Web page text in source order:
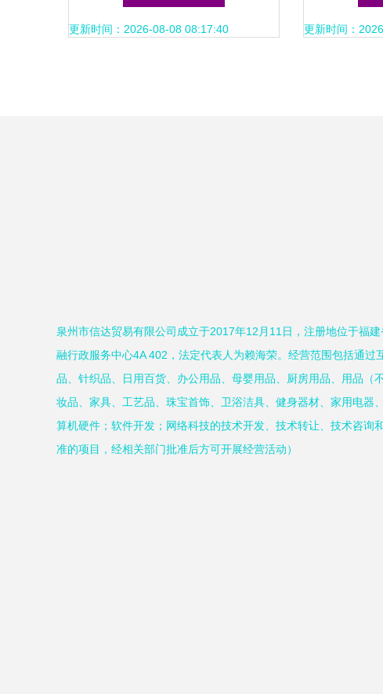
更新时间：2026-08-08 08:17:40 更新时间：
泉州市信达贸易有限公司成立于2017年12月11日，注册地位于福
融行政服务中心4A 402，法定代表人为赖海荣。经营范围包括通过
品、针织品、日用百货、办公用品、母婴用品、厨房用品、用品（
妆品、家具、工艺品、珠宝首饰、卫浴洁具、健身器材、家用电器
算机硬件；软件开发；网络科技的技术开发、技术转让、技术咨询
准的项目，经相关部门批准后方可开展经营活动）